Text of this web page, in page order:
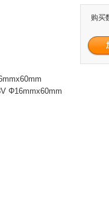
购买
Φ16mmx60mm